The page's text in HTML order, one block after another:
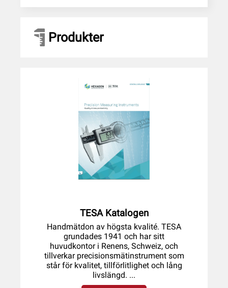
Produkter
TESA Katalogen
Handmätdon av högsta kvalité. TESA
grundades 1941 och har sitt
huvudkontor i Renens, Schweiz, och
tillverkar precisionsmätinstrument som
står för kvalitet, tillförlitlighet och lång
livslängd. ...